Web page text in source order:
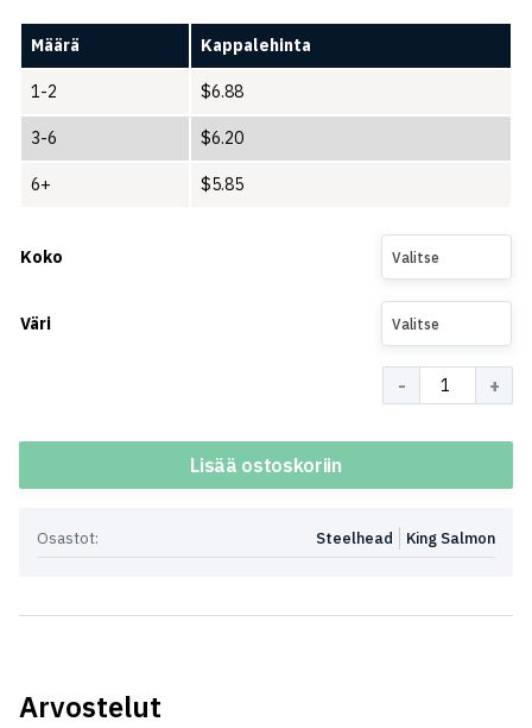
Määrä Kappalehinta
1-2 $6.88
3-6 $6.20
6+ $5.85
Koko Valitse
Väri Valitse
Lisää ostoskoriin
Osastot: King Salmon
Steelhead
Arvostelut